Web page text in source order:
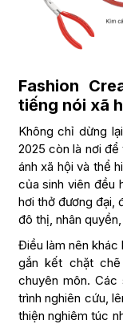
Fashion
tiếng nói xã
Không chỉ dừng
2025 còn là nơi
ánh xã hội và thể
của sinh viên đều
hơi thở đương đại,
đô thị, nhân
Điều làm nên khác
gắn kết chặt
chuyên môn.
trình nghiên cứu,
thiện nghiêm túc